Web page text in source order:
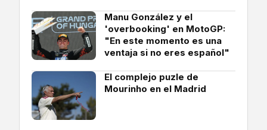
Manu González y el
'overbooking' en MotoGP:
"En este momento es una
ventaja si no eres español"
El complejo puzle de
Mourinho en el Madrid